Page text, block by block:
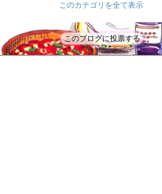
このカテゴリを全て表示
このブログに投票する